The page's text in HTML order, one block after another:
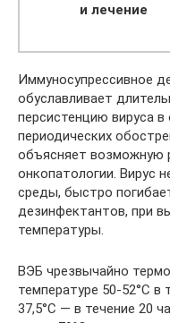
и лечение
Иммуносупрессивное
обуславливает
персистенцию вируса
периодических
объясняет возможную
онкопатологии. Вирус
среды, быстро
дезинфектантов, при
температуры.
ВЭБ чрезвычайно
температуре 50-52°С в
37,5°С — в течение 20